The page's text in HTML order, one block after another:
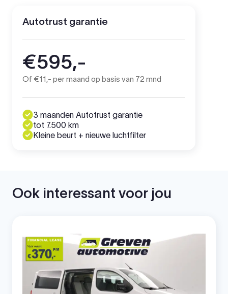
Autotrust garantie
€595,-
Of €11,- per maand op basis van 72 mnd
3 maanden Autotrust garantie
tot 7.500 km
Kleine beurt + nieuwe luchtfilter
Ook interessant voor jou